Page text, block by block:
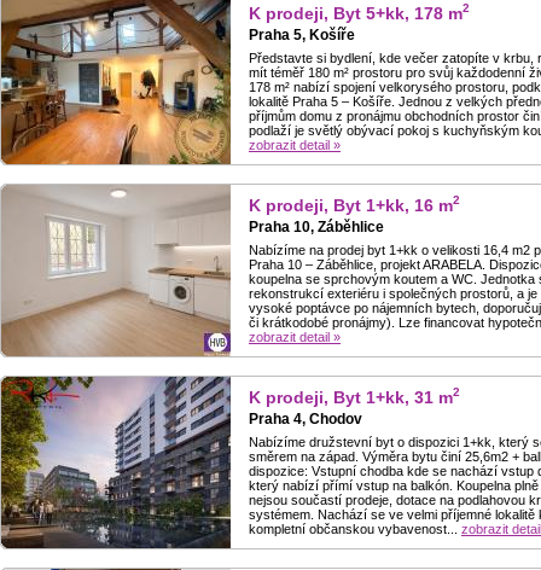
K prodeji, Byt 5+kk, 178 m2
Praha 5, Košíře
Představte si bydlení, kde večer zatopíte v krbu,
mít téměř 180 m² prostoru pro svůj každodenní
178 m² nabízí spojení velkorysého prostoru,
lokalitě Praha 5 – Košíře. Jednou z velkých
příjmům domu z pronájmu obchodních prostor
podlaží je světlý obývací pokoj s kuchyňským
zobrazit detail »
K prodeji, Byt 1+kk, 16 m2
Praha 10, Záběhlice
Nabízíme na prodej byt 1+kk o velikosti 16,4 m2
Praha 10 – Záběhlice, projekt ARABELA.
koupelna se sprchovým koutem a WC.
rekonstrukcí exteriéru i společných prostorů, a
vysoké poptávce po nájemních bytech,
či krátkodobé pronájmy). Lze financovat
zobrazit detail »
K prodeji, Byt 1+kk, 31 m2
Praha 4, Chodov
Nabízíme družstevní byt o dispozici 1+kk, který
směrem na západ. Výměra bytu činí 25,6m2 +
dispozice: Vstupní chodba kde se nachází
který nabízí přímí vstup na balkón. Koupelna
nejsou součastí prodeje, dotace na podlahovou
systémem. Nachází se ve velmi příjemné
kompletní občanskou vybavenost... zobrazit